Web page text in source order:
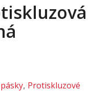
, Protiskluzové